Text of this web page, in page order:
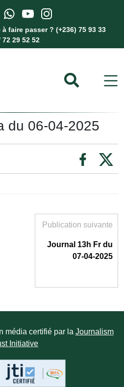
faire passer ? (+236) 75 93 33
72 29 52 52
du 06-04-2025
Publication suivante
Journal 13h Fr du
07-04-2025
média certifié par la Journalism
Initiative